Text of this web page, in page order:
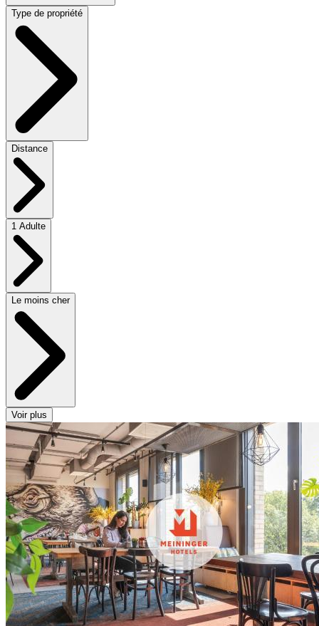
Type de propriété
Distance
1 Adulte
Le moins cher
Voir plus